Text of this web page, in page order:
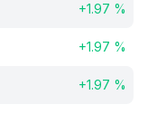
+1.97 %
+1.97 %
+1.97 %